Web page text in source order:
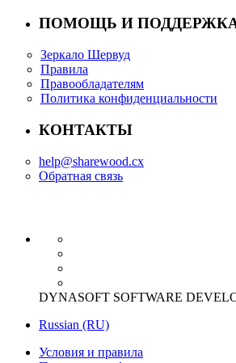
ПОМОЩЬ И
Зеркало Шервуд
Правила
Правообладателям
Политика конфиденциальности
КОНТАКТЫ
help@sharewood.cx
Обратная связь
DYNASOFT SOFTWARE
Russian (RU)
Условия и правила